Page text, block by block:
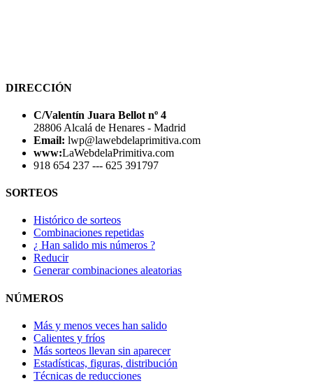
DIRECCIÓN
C/Valentín Juara Bellot nº 4
28806 Alcalá de Henares - Madrid
Email: lwp@lawebdelaprimitiva.com
www:LaWebdelaPrimitiva.com
918 654 237 --- 625 391797
SORTEOS
Histórico de sorteos
Combinaciones repetidas
¿ Han salido mis números ?
Reducir
Generar combinaciones aleatorias
NÚMEROS
Más y menos veces han salido
Calientes y fríos
Más sorteos llevan sin aparecer
Estadísticas, figuras, distribución
Técnicas de reducciones